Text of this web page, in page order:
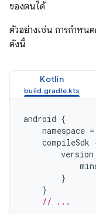
ของตนได้
ตัวอย่างเช่น การกำห
ดังนี้
Kotlin
android {
namespace =
compileSdk
version
}
}
// ...